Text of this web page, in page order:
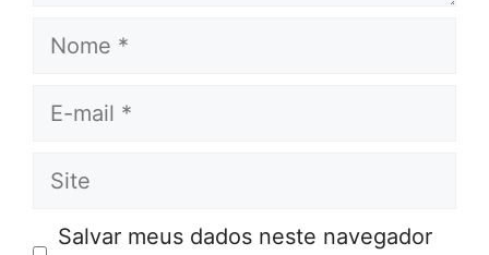
Nome
E-
Site
Salvar meus dados neste navegador